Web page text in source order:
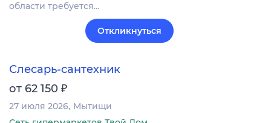
области требуется…
Откликнуться
Слесарь-сантехник
от 62 150 ₽
27 июля 2026 Мытищи